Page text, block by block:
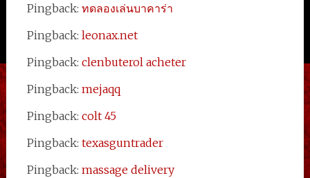
Pingback: ทดลองเล่นบาคาร่า
Pingback: leonax.net
Pingback: clenbuterol acheter
Pingback: mejaqq
Pingback: colt 45
Pingback: texasguntrader
Pingback: massage delivery